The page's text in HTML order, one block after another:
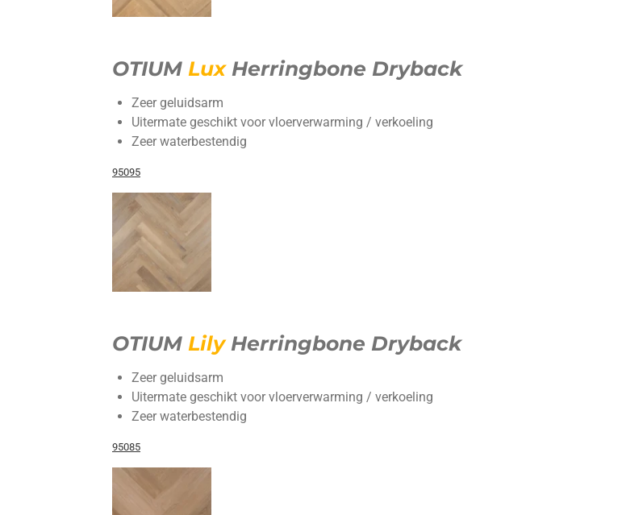
OTIUM LuxHerringbone Dryback
Zeer geluidsarm
Uitermate geschikt voor vloerverwarming / verkoeling
Zeer waterbestendig
95095
OTIUM LilyHerringbone Dryback
Zeer geluidsarm
Uitermate geschikt voor vloerverwarming / verkoeling
Zeer waterbestendig
95085